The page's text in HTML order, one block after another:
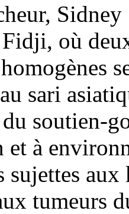
où
sari
soutien-
et à
sujettes
tumeurs